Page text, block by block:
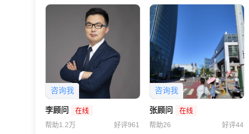
咨询我
李顾问
在线
帮助1.2万
好评961
咨询我
张顾问
在线
帮助26
好评44